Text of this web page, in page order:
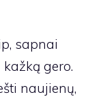
sapnai
gero.
naujienų,